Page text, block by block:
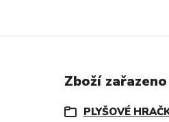
Zboží
PLYŠOVÉ